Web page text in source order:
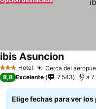
3 Estrellas
Hotel Cerca del
ibis Asuncion
8,8 Excelente 7.543 a
Elige fechas para ver